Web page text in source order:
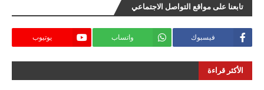
تابعنا على مواقع التواصل الاجتماعي
فيسبوك واتساب يوتيوب
الأكثر قراءة